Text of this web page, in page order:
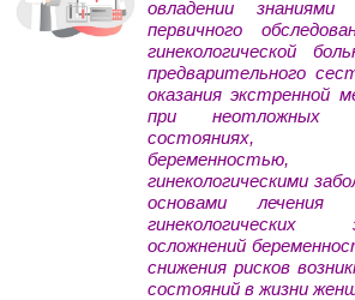
овладении
первичного
гинекологической
предварительного
оказания экстренной
при неотложных
состояниях,
гинекологическими
основами лечения
осложнений
снижения рисков
состояний в жизни